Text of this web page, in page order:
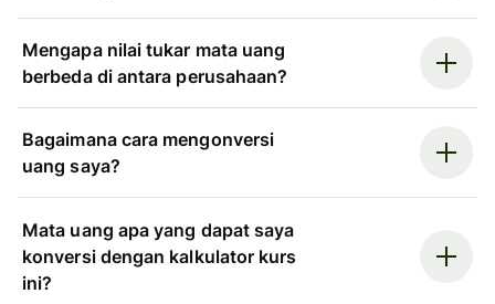
Mengapa nilai tukar mata uang
berbeda di antara perusahaan?
Bagaimana cara mengonversi
uang saya?
Mata uang apa yang dapat saya
konversi dengan kalkulator kurs
ini?